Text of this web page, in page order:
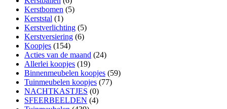
Kerstbomen (5)
Kerststal (1)
Kerstverlichting (5)
Kerstversiering (6)
Koopjes (154)
Acties van de maand (24)
Allerlei koopjes (19)
Binnenmeubelen koopjes (59)
Tuinmeubelen koopjes (77)
NACHTKASTJES (0)
SFEERBEELDEN (4)